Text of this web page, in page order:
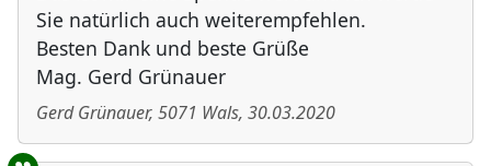
Sie natürlich auch weiterempfehlen.
Besten Dank und beste Grüße
Mag. Gerd Grünauer
Gerd Grünauer, 5071 Wals, 30.03.2020